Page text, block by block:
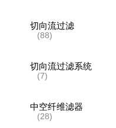
切向流过滤
(88)
切向流过滤系统
(7)
中空纤维滤器
(28)